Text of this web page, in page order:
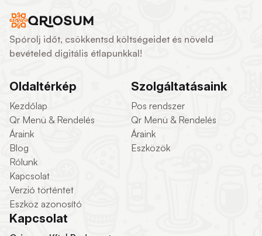
Spórolj időt, csökkentsd költségeidet és növeld
bevételed digitális étlapunkkal!
Oldaltérkép
Kezdőlap
Qr Menü & Rendelés
Áraink
Blog
Rólunk
Kapcsolat
Verzió történtet
Eszköz azonosító
Szolgáltatásaink
Pos rendszer
Qr Menü & Rendelés
Áraink
Eszközök
Kapcsolat